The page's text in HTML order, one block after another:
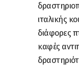
ιταλικής
διάφορες
καφές